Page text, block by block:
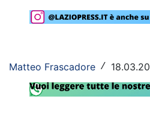
Primavera
Lazio Women
Rassegna Lazio
Matteo Frascadore /